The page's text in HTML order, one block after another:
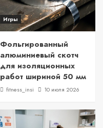
Игры
Фольгированный
алюминиевый скотч
для изоляционных
работ шириной 50 мм
fitness_insi 10 июля 2026